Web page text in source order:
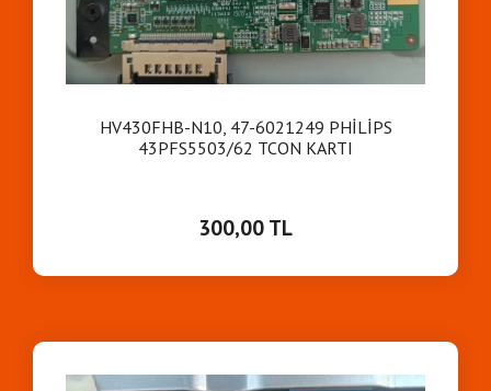
HV430FHB-N10, 47-6021249 PHİLİPS
43PFS5503/62 TCON KARTI
300,00 TL